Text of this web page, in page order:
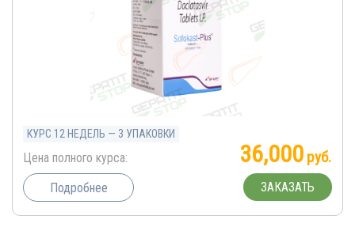
КУРС 12 НЕДЕЛЬ — 3 УПАКОВКИ
Цена полного курса: 36,000 руб.
Подробнее ЗАКАЗАТЬ